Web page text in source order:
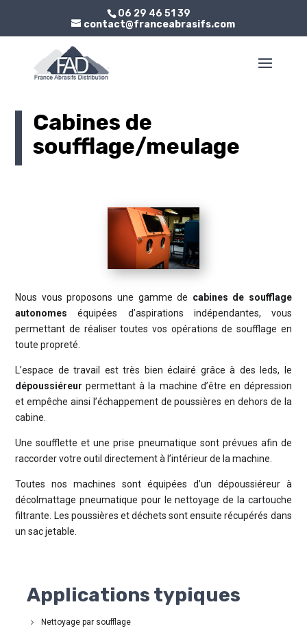
06 29 46 51 39
contact@franceabrasifs.com
Cabines de
soufflage/meulage
Nous vous proposons une gamme de cabines de soufflage
autonomes équipées d’aspirations indépendantes, vous
permettant de réaliser toutes vos opérations de soufflage en
toute propreté.
L’espace de travail est très bien éclairé grâce à des leds, le
dépoussiéreur permettant à la machine d’être en dépression
et empêche ainsi l’échappement de poussières en dehors de la
cabine.
Une soufflette et une prise pneumatique sont prévues afin de
raccorder votre outil directement à l’intérieur de la machine.
Toutes nos machines sont équipées d’un dépoussiéreur à
décolmattage pneumatique pour le nettoyage de la cartouche
filtrante. Les poussières et déchets sont ensuite récupérés dans
un sac jetable.
Applications typiques
Nettoyage par soufflage